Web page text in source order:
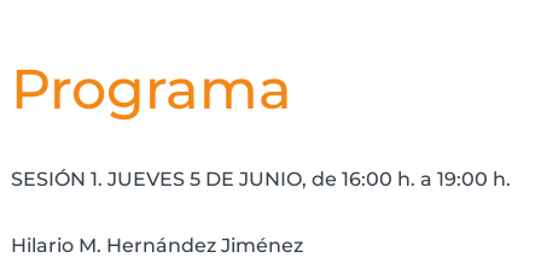
Programa
SESIÓN 1. JUEVES 5 DE JUNIO, de 16:00 h. a 19:00 h.
Hilario M. Hernández Jiménez